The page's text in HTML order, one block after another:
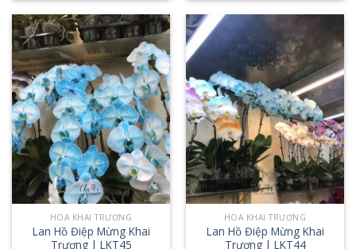
HOA KHAI TRƯƠNG
Lan Hồ Điệp Mừng Khai
Trương | LKT45
HOA KHAI TRƯƠNG
Lan Hồ Điệp Mừng Khai
Trương | LKT44